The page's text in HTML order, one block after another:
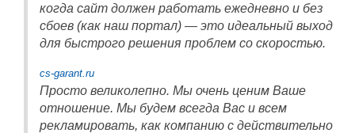
когда сайт должен работать ежедневно и без
сбоев (как наш портал) — это идеальный выход
для быстрого решения проблем со скоростью.
cs-garant.ru
Просто великолепно. Мы очень ценим Ваше
отношение. Мы будем всегда Вас и всем
рекламировать, как компанию с действительно